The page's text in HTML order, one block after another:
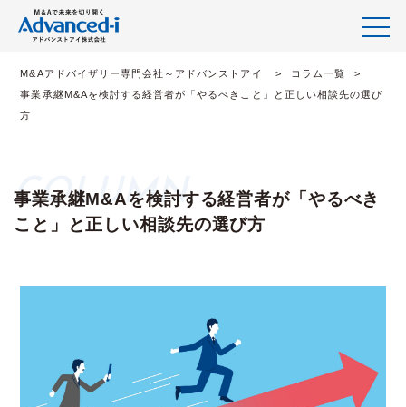
M&Aアドバイザリー専門会社～アドバンストアイ
コラム一覧
事業承継M&Aを検討する経営者が「やるべきこと」と正しい相談先の選び
方
事業承継M&Aを検討する経営者が「やるべき
こと」と正しい相談先の選び方